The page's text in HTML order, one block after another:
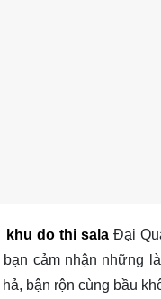
khu do thi salaĐại
cảm nhận những
bận rộn cùng bầu